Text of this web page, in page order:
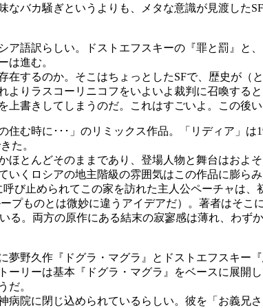
バカ騒ぎというよりも、メタな意識が見渡した
ア語訳らしい。ドストエフスキーの『罪と罰』と
は進む。
するのか。そこはちょっとしたSFで、歴史が（
りラスコーリニコフをいよいよ裁判に召喚する
書きしてしまうのだ。これはすごいよ。この後い
む時に･･･」のリミックス作品。「リディア」は
た。
とんどそのままであり、登場人物と舞台はおよ
くロシアの地主階級の雰囲気はこの作品に膨らみ
止められてこの家を訪れた主人公ペーチャは、
プものとは微妙に違うアイデアだ）。著者はそこ
。両方の原作にある結末の寂寥感は薄れ、わず
夢野久作『ドグラ・マグラ』とドストエフスキー
リーは基本『ドグラ・マグラ』をベースに展開
だ。
院に閉じ込められているらしい。彼を「お義兄